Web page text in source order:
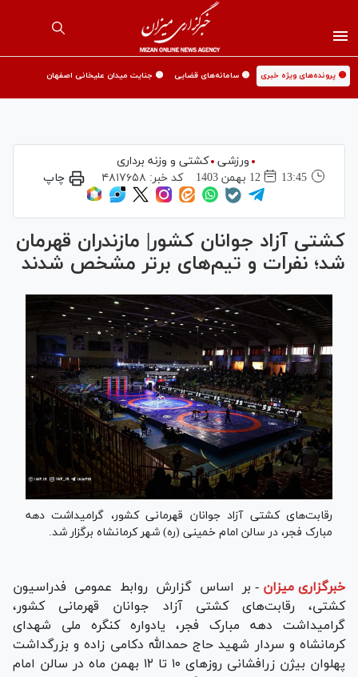
🟡 پرونده‌های ویژه خبری 🟡 سامانه‌های قضایی 🟡 جنایت میدان علیخانی اصفهان
ورزشی
کشتی و وزنه برداری
13:45
12 بهمن 1403 کد خبر: ۴۸۱۷۶۵۸ چاپ
کشتی آزاد جوانان کشور| مازندران قهرمان
شد؛ نفرات و تیم‌های برتر مشخص شدند
رقابت‌های کشتی آزاد جوانان قهرمانی کشور، گرامیداشت دهه
مبارک فجر، در سالن امام خمینی (ره) شهر کرمانشاه برگزار شد.
خبرگزاری میزان - بر اساس گزارش روابط عمومی فدراسیون
کشتی، رقابت‌های کشتی آزاد جوانان قهرمانی کشور،
گرامیداشت دهه مبارک فجر، یادواره کنگره ملی شهدای
کرمانشاه و سردار شهید حاج حمدالله دکامی زاده و بزرگداشت
پهلوان بیژن زرافشانی روز‌های ۱۰ تا ۱۲ بهمن ماه در سالن امام